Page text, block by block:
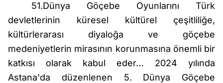
51.Dünya Göçebe Oyunlarını Türk
devletlerinin küresel kültürel çeşitliliğe,
kültürlerarası diyaloğa ve göçebe
medeniyetlerin mirasının korunmasına önemli bir
katkısı olarak kabul eder… 2024 yılında
Astana'da düzenlenen 5. Dünya Göçebe